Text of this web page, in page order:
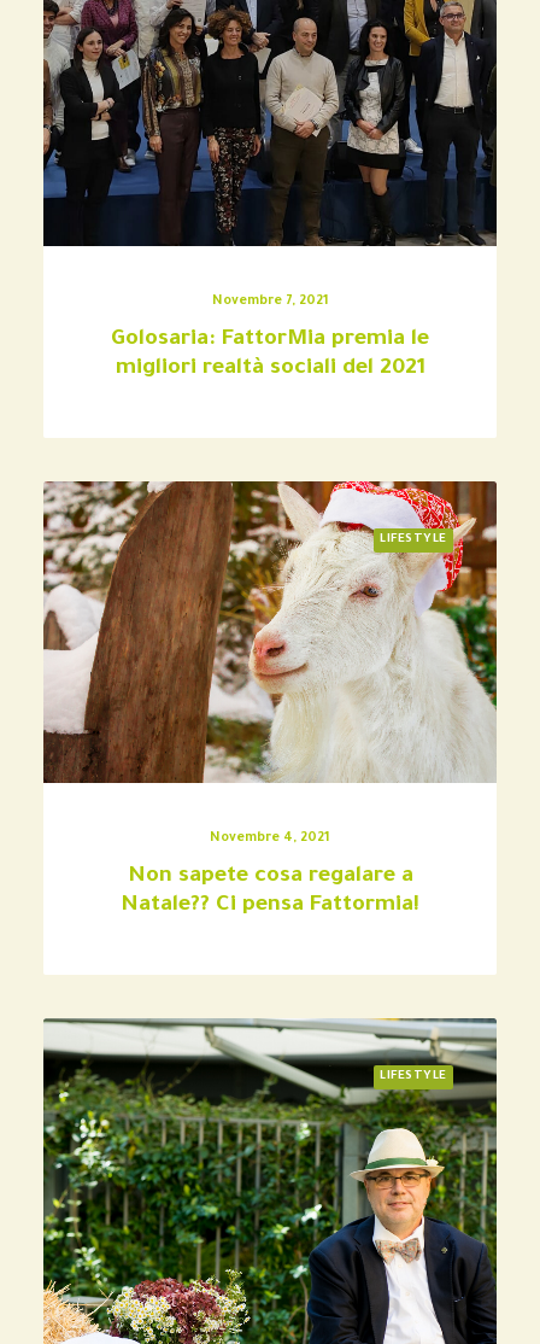
Novembre 7, 2021
Golosaria: FattorMia premia le
migliori realtà sociali del 2021
LIFESTYLE
Novembre 4, 2021
Non sapete cosa regalare a
Natale?? Ci pensa Fattormia!
LIFESTYLE